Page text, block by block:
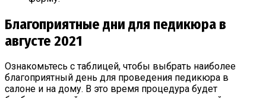
Благоприятные дни для педикюра в
августе 2021
Ознакомьтесь с таблицей, чтобы выбрать наиболее
благоприятный день для проведения педикюра в
салоне и на дому. В это время процедура будет